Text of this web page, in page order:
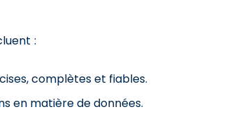
:
complètes et fiables.
en matière de données.